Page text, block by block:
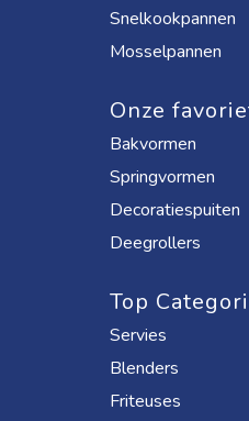
Snelkookpannen
Mosselpannen
Onze
Bakvormen
Springvormen
Decoratiespuiten
Deegrollers
Top
Servies
Blenders
Friteuses